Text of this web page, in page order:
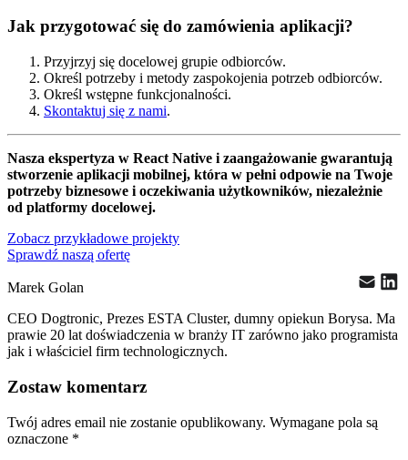
Jak przygotować się do zamówienia aplikacji?
Przyjrzyj się docelowej grupie odbiorców.
Określ potrzeby i metody zaspokojenia potrzeb odbiorców.
Określ wstępne funkcjonalności.
Skontaktuj się z nami.
Nasza ekspertyza w React Native i zaangażowanie gwarantują
stworzenie aplikacji mobilnej, która w pełni odpowie na Twoje
potrzeby biznesowe i oczekiwania użytkowników, niezależnie
od platformy docelowej.
Zobacz przykładowe projekty
Sprawdź naszą ofertę
Marek Golan
CEO Dogtronic, Prezes ESTA Cluster, dumny opiekun Borysa. Ma
prawie 20 lat doświadczenia w branży IT zarówno jako programista
jak i właściciel firm technologicznych.
Zostaw komentarz
Twój adres email nie zostanie opublikowany. Wymagane pola są
oznaczone *